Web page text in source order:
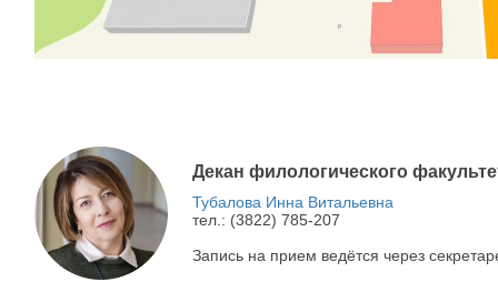
Декан филологического
Тубалова Инна Витальевна
тел.: (3822) 785-207
Запись на прием ведётся через